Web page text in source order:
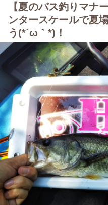
【夏のバス釣りマナ
ンタースケールで夏
う(*´ω｀*)！